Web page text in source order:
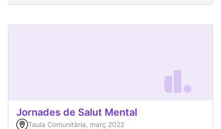
Jornades de Salut Mental
Taula Comunitària, març 2022